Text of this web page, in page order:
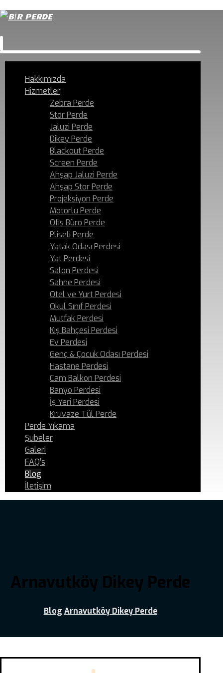
Hakkımızda
Hizmetler
Zebra Perde
Stor Perde
Jaluzi Perde
Dikey Perde
Blackout Perde
Screen Perde
Ahşap Jaluzi Perde
Ahşap Stor Perde
Projeksiyon Perde
Motorlu Perde
Ofis Büro Perde
Pliseli Perde
Yatak Odası Perdesi
Yat Perdesi
Salon Perdesi
Sahne Perdesi
Otel ve Yurt Perdesi
Okul Sınıf Perdesi
Mutfak Perdesi
Kış Bahçesi Perdesi
Ev Perdesi
Genç & Çocuk Odası Perdesi
Hastane Perdesi
Cam Balkon Perdesi
Banyo Perdesi
İş Yeri Perdesi
Kruvaze Tül Perde
Perde Yıkama
Şubeler
Galeri
FAQ’s
Blog
İletişim
Arnavutköy Dikey Perde
Blog Arnavutköy Dikey Perde